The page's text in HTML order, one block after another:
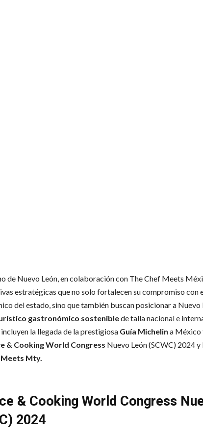
de Nuevo León, en colaboración con The Chef Meets
estratégicas que no solo fortalecen su compromiso con
del estado, sino que también buscan posicionar a Nuevo
gastronómico sosteniblede talla nacional e
la llegada de la prestigiosa Guía Michelin a México
& Cooking World Congress Nuevo León (SCWC) 2024 y
Mty.
& Cooking World Congress
2024